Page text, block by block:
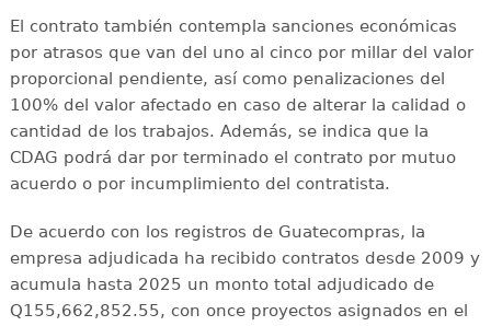
El contrato también contempla sanciones económicas
por atrasos que van del uno al cinco por millar del valor
proporcional pendiente, así como penalizaciones del
100% del valor afectado en caso de alterar la calidad o
cantidad de los trabajos. Además, se indica que la
CDAG podrá dar por terminado el contrato por mutuo
acuerdo o por incumplimiento del contratista.
De acuerdo con los registros de Guatecompras, la
empresa adjudicada ha recibido contratos desde 2009 y
acumula hasta 2025 un monto total adjudicado de
Q155,662,852.55, con once proyectos asignados en el